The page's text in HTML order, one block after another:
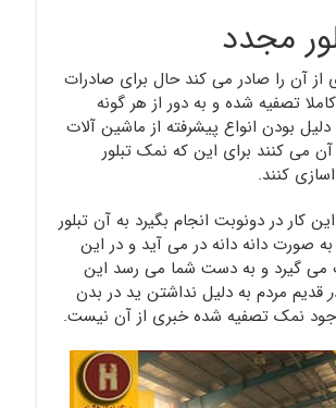
مجدد
از آن را صادر می کند حال برای صادرات
تصفیه شده و به دور از هر گونه
بودن انواع پیشرفته از ماشین آلات
کنند برای این که نمک تبلور
کنند.
کار در دونوبت انجام بگیرد به آن تبلور
دانه دانه در می آید و در این
می گیرد و به دست شما می رسد این
رقدیم مردم به دلیل نداشتن ید در بدن
وجود نمک تصفیه شده خبری از آن نیست.